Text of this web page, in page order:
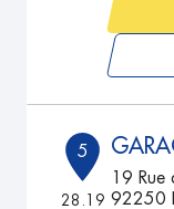
5
28.19
19 Rue
92250